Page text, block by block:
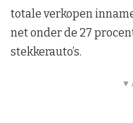
totale verkopen
net onder de 27
stekkerauto’s.
▼